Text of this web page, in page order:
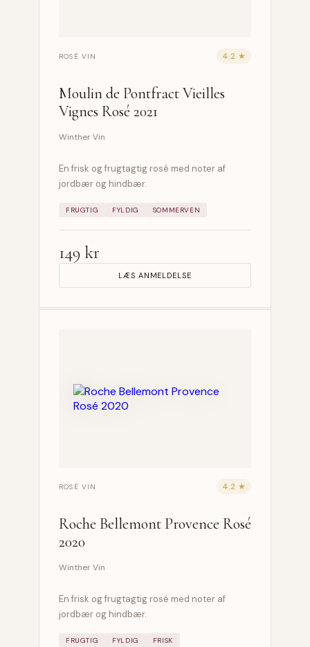
ROSÉ VIN 4.2 ★
Moulin de Pontfract Vieilles
Vignes Rosé 2021
Winther Vin
En frisk og frugtagtig rosé med noter af
jordbær og hindbær.
FRUGTIG FYLDIG SOMMERVEN
149 kr
LÆS ANMELDELSE
ROSÉ VIN 4.2 ★
Roche Bellemont Provence Rosé
2020
Winther Vin
En frisk og frugtagtig rosé med noter af
jordbær og hindbær.
FRUGTIG FYLDIG FRISK